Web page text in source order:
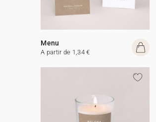
Menu
A partir de 1,34 €